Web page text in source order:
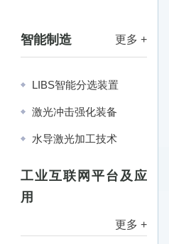
智能制造 更多 +
LIBS智能分选装置
激光冲击强化装备
水导激光加工技术
工业互联网平台及应
用
更多 +